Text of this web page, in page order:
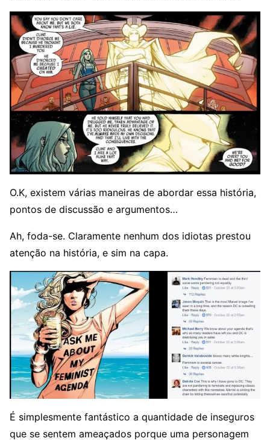
O.K, existem várias maneiras de abordar essa história,
pontos de discussão e argumentos…
Ah, foda-se. Claramente nenhum dos idiotas prestou
atenção na história, e sim na capa.
É simplesmente fantástico a quantidade de inseguros
que se sentem ameaçados porque uma personagem